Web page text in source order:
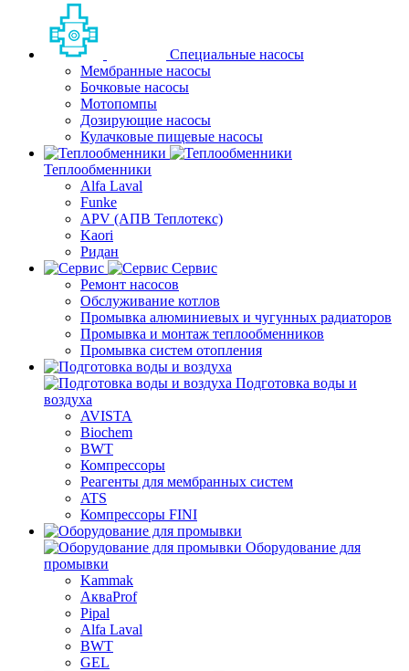
Специальные насосы
Мембранные насосы
Бочковые насосы
Мотопомпы
Дозирующие насосы
Кулачковые пищевые насосы
Теплообменники
Alfa Laval
Funke
APV (АПВ Теплотекс)
Kaori
Ридан
Сервис
Ремонт насосов
Обслуживание котлов
Промывка алюминиевых и чугунных радиаторов
Промывка и монтаж теплообменников
Промывка систем отопления
Подготовка воды и
воздуха
AVISTA
Biochem
BWT
Компрессоры
Реагенты для мембранных систем
ATS
Компрессоры FINI
Оборудование для
промывки
Kammak
АкваProf
Pipal
Alfa Laval
BWT
GEL